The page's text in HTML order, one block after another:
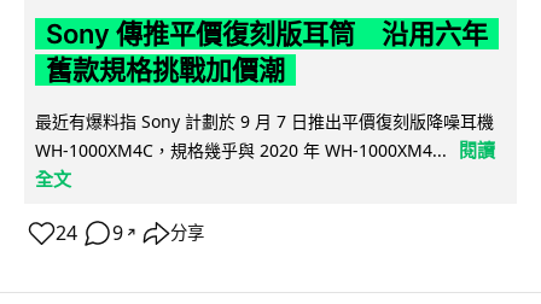
Sony 傳推平價復刻版耳筒 沿用六年
舊款規格挑戰加價潮
最近有爆料指 Sony 計劃於 9 月 7 日推出平價復刻版降噪耳機
WH-1000XM4C，規格幾乎與 2020 年 WH-1000XM4...
閱讀
全文
24 9 ↗ 分享